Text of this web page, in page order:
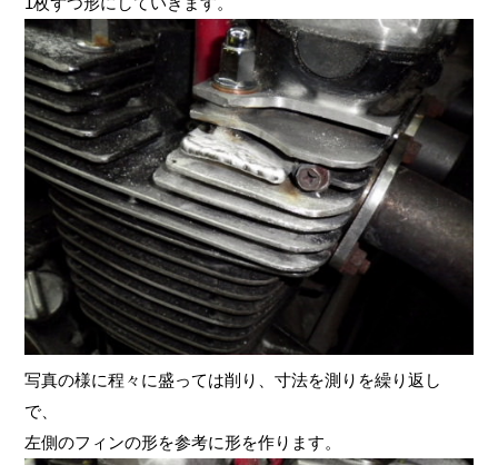
写真の様に程々に盛っては削り、寸法を測りを繰り返し
で、
左側のフィンの形を参考に形を作ります。